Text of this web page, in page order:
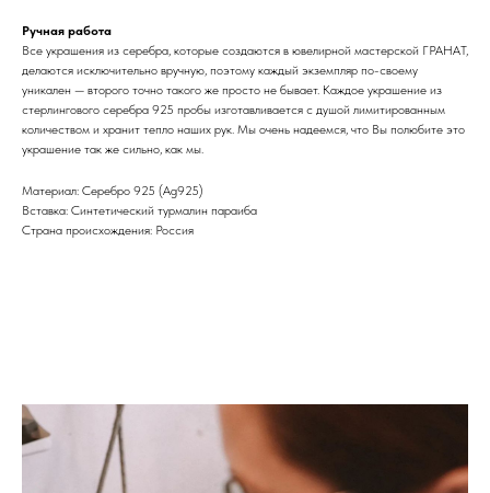
Ручная работа
Все украшения из серебра, которые создаются в ювелирной мастерской ГРАНАТ,
делаются исключительно вручную, поэтому каждый экземпляр по-своему
уникален — второго точно такого же просто не бывает. Каждое украшение из
стерлингового серебра 925 пробы изготавливается с душой лимитированным
количеством и хранит тепло наших рук. Мы очень надеемся, что Вы полюбите это
украшение так же сильно, как мы.
Материал: Cеребро 925 (Ag925)
Вставка: Синтетический турмалин параиба
Страна происхождения: Россия